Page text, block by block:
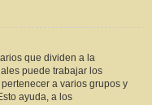
que dividen a la
puede trabajar los
a varios grupos y
ayuda, a los